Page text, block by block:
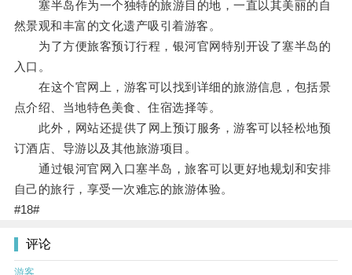
塞半岛作为一个独特的旅游目的地，一直以其美丽的自
然景观和丰富的文化遗产吸引着游客。
为了方便旅客预订行程，银河官网特别开设了塞半岛的
入口。
在这个官网上，游客可以找到详细的旅游信息，包括景
点介绍、当地特色美食、住宿选择等。
此外，网站还提供了网上预订服务，游客可以轻松地预
订酒店、导游以及其他旅游项目。
通过银河官网入口塞半岛，旅客可以更好地规划和安排
自己的旅行，享受一次难忘的旅游体验。
#18#
评论
游客